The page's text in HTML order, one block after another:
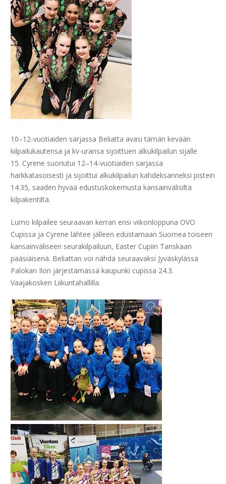
10–12-vuotiaiden sarjassa Beliatta avasi tämän kevään
kilpailukautensa ja kv-uransa sijoittuen alkukilpailun sijalle
15. Cyrene suoriutui 12–14-vuotiaiden sarjassa
harkkatasoisesti ja sijoittui alkukilpailun kahdeksanneksi pistein
14.35, saaden hyvää edustuskokemusta kansainvälisiltä
kilpakentiltä.
Lumo kilpailee seuraavan kerran ensi viikonloppuna OVO
Cupissa ja Cyrene lähtee jälleen edustamaan Suomea toiseen
kansainväliseen seurakilpailuun, Easter Cupiin Tanskaan
pääsiäisenä. Beliattan voi nähdä seuraavaksi Jyväskylässä
Palokan Ilon järjestämässä kaupunki cupissa 24.3.
Vaajakosken Liikuntahallilla.